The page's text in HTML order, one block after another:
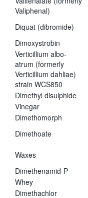
Valiphenal)
Diquat (dibromide)
Dimoxystrobin
Verticillium albo-
atrum (formerly
Verticillium dahliae)
strain WCS850
Dimethyl disulphide
Vinegar
Dimethomorph
Dimethoate
Waxes
Dimethenamid-P
Whey
Dimethachlor